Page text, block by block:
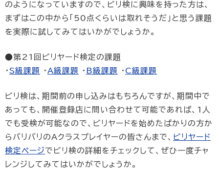
のようになっていますので、ビリ検に興味を持った方は、
まずはこの中から「50点くらいは取れそうだ」と思う課題
を実際に試してみてはいかがでしょうか。
●第21回ビリヤード検定の課題
・S級課題 ・ A級課題 ・ B級課題 ・ C級課題
ビリ検は、期間前の申し込みはもちろんですが、期間中で
あっても、開催登録店に問い合わせて可能であれば、1人
でも受検が可能なので、ビリヤードを始めたばかりの方か
らバリバリのAクラスプレイヤーの皆さんまで、
ビリヤード
検定ページでビリ検の詳細をチェックして、ぜひ一度チャ
レンジしてみてはいかがでしょうか。